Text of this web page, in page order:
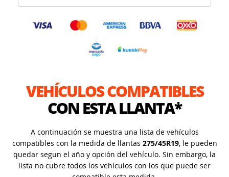
VEHÍCULOS COMPATIBLES
CON ESTA LLANTA*
A continuación se muestra una lista de vehículos
compatibles con la medida de llantas 275/45R19, le pueden
quedar segun el año y opción del vehículo. Sin embargo, la
lista no cubre todos los vehículos con los que puede ser